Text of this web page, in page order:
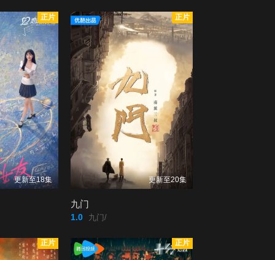
正片
更新至18集
正片
更新至20集
九门
1.0 九门/
正片 正片